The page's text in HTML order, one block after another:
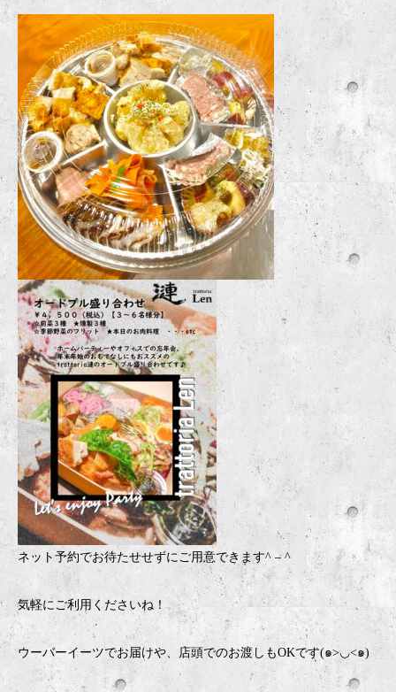
ネット予約でお待たせせずにご用意できます^ – ^
気軽にご利用くださいね！
ウーバーイーツでお届けや、店頭でのお渡しもOKです(๑>◡<๑)